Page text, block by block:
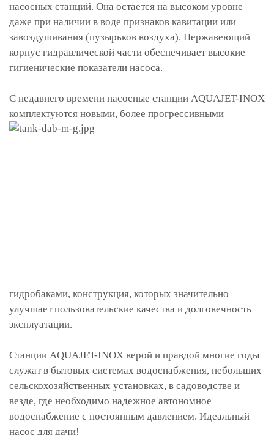
насосных станций. Она остается на высоком уровне
даже при наличии в воде признаков кавитации или
завоздушивания (пузырьков воздуха). Нержавеющий
корпус гидравлической части обеспечивает высокие
гигиенические показатели насоса.
С недавнего времени насосные станции AQUAJET-INOX
комплектуются новыми, более прогрессивными
гидробаками, конструкция, которых значительно
улучшает пользовательские качества и долговечность
эксплуатации.
Станции AQUAJET-INOX верой и правдой многие годы
служат в бытовых системах водоснабжения, небольших
сельскохозяйственных установках, в садоводстве и
везде, где необходимо надежное автономное
водоснабжение с постоянным давлением. Идеальный
насос для дачи!